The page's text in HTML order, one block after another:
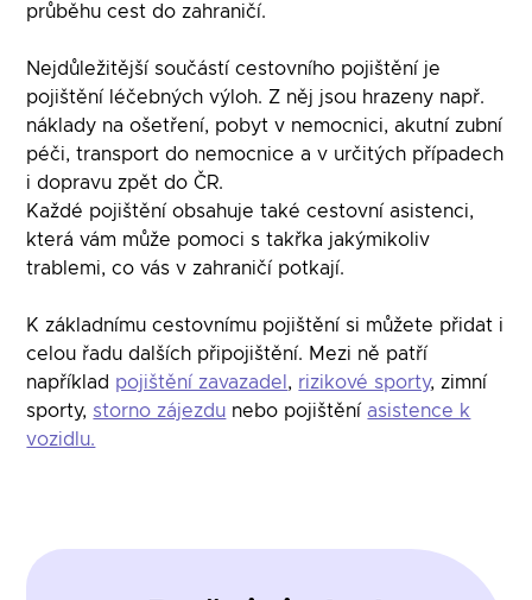
průběhu cest do zahraničí.
Nejdůležitější součástí cestovního pojištění je
pojištění léčebných výloh. Z něj jsou hrazeny např.
náklady na ošetření, pobyt v nemocnici, akutní zubní
péči, transport do nemocnice a v určitých případech
i dopravu zpět do ČR.
Každé pojištění obsahuje také cestovní asistenci,
která vám může pomoci s takřka jakýmikoliv
trablemi, co vás v zahraničí potkají.
K základnímu cestovnímu pojištění si můžete přidat i
celou řadu dalších připojištění. Mezi ně patří
například pojištění zavazadel , rizikové sporty, zimní
sporty, storno zájezdu nebo pojištění asistence k
vozidlu.